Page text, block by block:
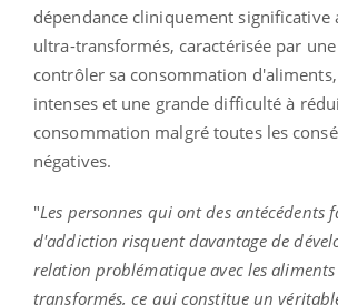
dépendance cliniquement significative
ultra-transformés, caractérisée par
contrôler sa consommation
intenses et une grande difficulté à
consommation malgré toutes les
négatives.
"Les personnes qui ont des antécédents
d'addiction risquent davantage de
relation problématique avec les
transformés, ce qui constitue un